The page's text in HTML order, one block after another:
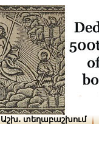
Աշխ․ տեղաբաշխում